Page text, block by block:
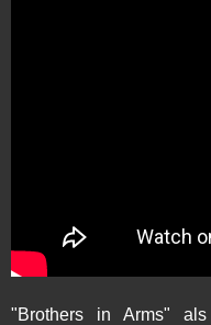
"Brothers in Arms" als